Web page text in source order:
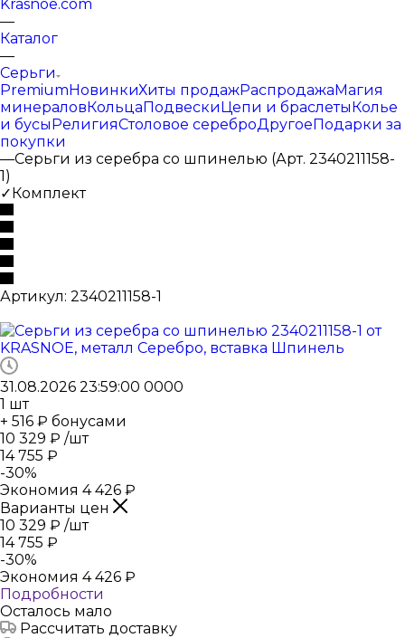
Krasnoe.com
—
Каталог
—
Серьги
PremiumНовинкиХиты продажРаспродажаМагия
минераловКольцаПодвескиЦепи и браслетыКолье
и бусыРелигияСтоловое сереброДругоеПодарки за
покупки
—Серьги из серебра со шпинелью (Арт. 2340211158-
1)
✓Комплект
Артикул: 2340211158-1
31.08.2026 23:59:00 0000
1 шт
+ 516 ₽ бонусами
10 329 ₽ /шт
14 755 ₽
-30%
Экономия 4 426 ₽
Варианты цен
10 329 ₽ /шт
14 755 ₽
-30%
Экономия 4 426 ₽
Подробности
Осталось мало
Рассчитать доставку